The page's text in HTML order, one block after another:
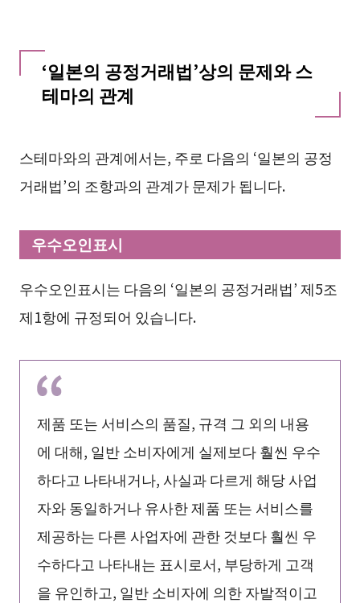
‘일본의 공정거래법’상의 문제와 스
테마의 관계
스테마와의 관계에서는, 주로 다음의 ‘일본의 공정
거래법’의 조항과의 관계가 문제가 됩니다.
우수오인표시
우수오인표시는 다음의 ‘일본의 공정거래법’ 제5조
제1항에 규정되어 있습니다.
제품 또는 서비스의 품질, 규격 그 외의 내용
에 대해, 일반 소비자에게 실제보다 훨씬 우수
하다고 나타내거나, 사실과 다르게 해당 사업
자와 동일하거나 유사한 제품 또는 서비스를
제공하는 다른 사업자에 관한 것보다 훨씬 우
수하다고 나타내는 표시로서, 부당하게 고객
을 유인하고, 일반 소비자에 의한 자발적이고